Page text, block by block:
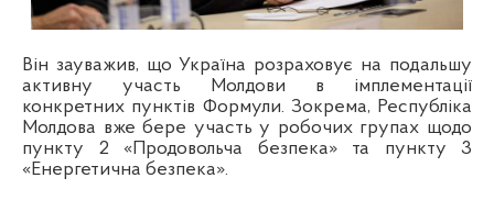
Він зауважив, що Україна розраховує на подальшу
активну участь Молдови в імплементації
конкретних пунктів Формули. Зокрема, Республіка
Молдова вже бере участь у робочих групах щодо
пункту 2 «Продовольча безпека» та пункту 3
«Енергетична безпека».